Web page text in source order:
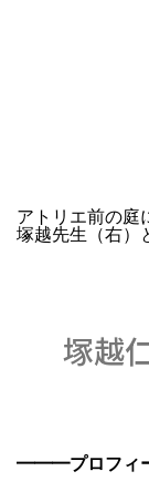
アトリエ前の庭
塚越先生（右）
塚越
━━━プロフィ